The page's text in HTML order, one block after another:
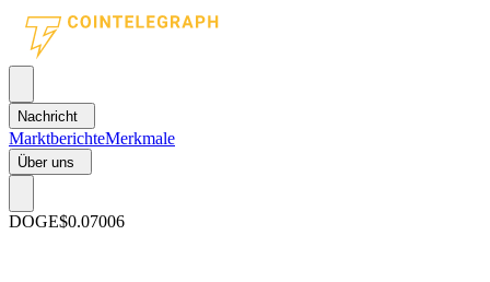
Nachricht
MarktberichteMerkmale
Über uns
DOGE$0.07006